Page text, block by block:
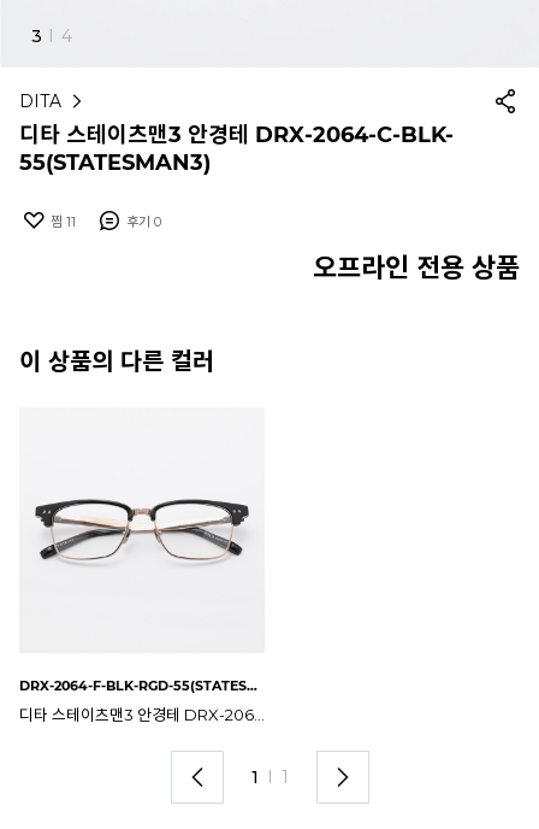
3 I 4
DITA
디타 스테이츠맨3 안경테 DRX-2064-C-BLK-
55(STATESMAN3)
찜 11 후기 0
오프라인 전용 상품
이 상품의 다른 컬러
DRX-2064-F-BLK-RGD-55(STATESMAN3)
1 I 1